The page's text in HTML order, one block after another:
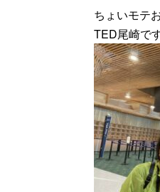
ちょいモテ
TED尾崎です